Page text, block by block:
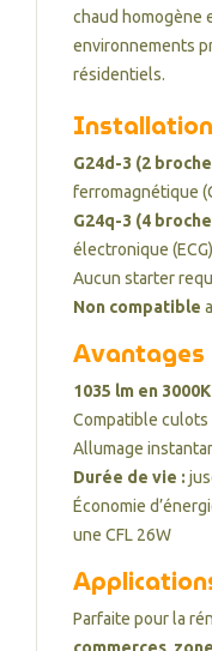
chaud homogène
environnements
résidentiels.
G24d-3 (2
ferromagnétique
G24q-3 (4
électronique
Aucun starter
Non compatible
Avantages
1035 lm en 3000K
Compatible culots
Allumage
Durée de vie :
Économie
une CFL 26W
Parfaite pour la